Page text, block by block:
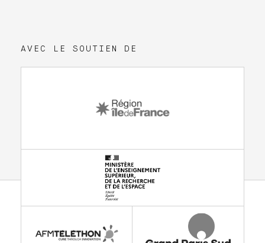
AVEC LE SOUTIEN DE